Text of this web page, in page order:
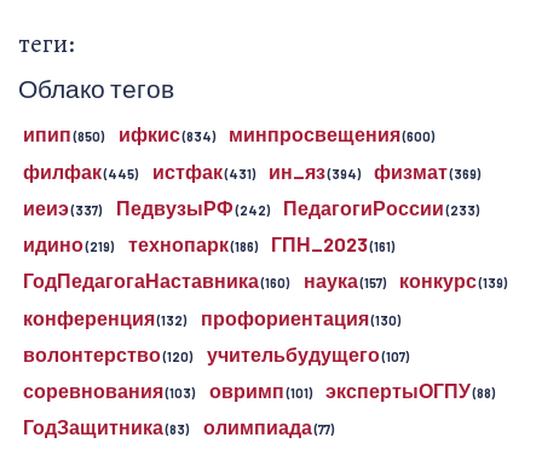
теги:
Облако тегов
ипип(850) ифкис(834) минпросвещения(600)
филфак(445) истфак(431) ин_яз(394) физмат(369)
иеиэ(337) ПедвузыРФ(242) ПедагогиРоссии(233)
идино(219) технопарк(186) ГПН_2023(161)
ГодПедагогаНаставника(160) наука(157) конкурс(139)
конференция(132) профориентация(130)
волонтерство(120) учительбудущего(107)
соревнования(103) овримп(101) экспертыОГПУ(88)
ГодЗащитника(83) олимпиада(77)